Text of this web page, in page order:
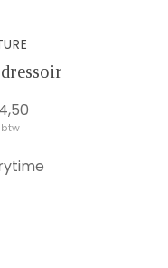
btw